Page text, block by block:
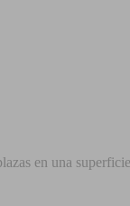
en una